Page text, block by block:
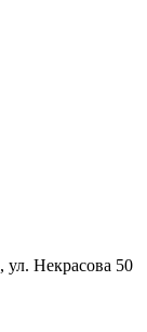
, ул. Некрасова 50